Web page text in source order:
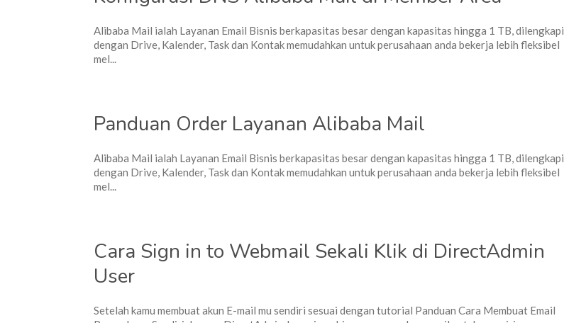
Alibaba Mail ialah Layanan Email Bisnis berkapasitas besar dengan kapasitas hingga 1 TB, dilengkapi
dengan Drive, Kalender, Task dan Kontak memudahkan untuk perusahaan anda bekerja lebih fleksibel
mel...
Panduan Order Layanan Alibaba Mail
Alibaba Mail ialah Layanan Email Bisnis berkapasitas besar dengan kapasitas hingga 1 TB, dilengkapi
dengan Drive, Kalender, Task dan Kontak memudahkan untuk perusahaan anda bekerja lebih fleksibel
mel...
Cara Sign in to Webmail Sekali Klik di DirectAdmin
User
Setelah kamu membuat akun E-mail mu sendiri sesuai dengan tutorial Panduan Cara Membuat Email